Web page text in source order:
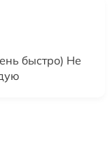
быстро) Не